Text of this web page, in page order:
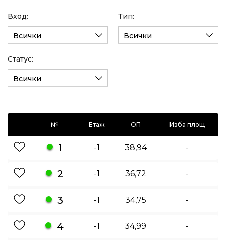
Вход:
Всички
Тип:
Всички
Статус:
Всички
№ Етаж ОП Изба площ
1 -1 38,94 -
2 -1 36,72 -
3 -1 34,75 -
4 -1 34,99 -